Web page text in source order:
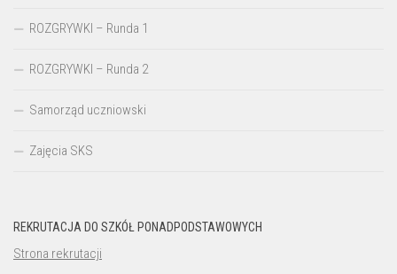
ROZGRYWKI – Runda 1
ROZGRYWKI – Runda 2
Samorząd uczniowski
Zajęcia SKS
REKRUTACJA DO SZKÓŁ PONADPODSTAWOWYCH
Strona rekrutacji